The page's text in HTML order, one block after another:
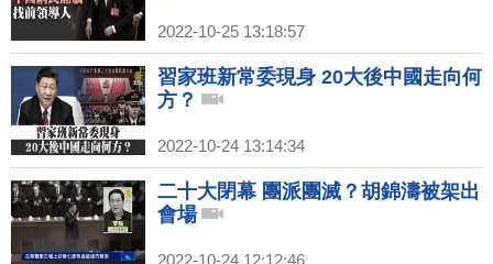
2022-10-25 13:18:57
習家班新常委現身 20大後中國走向何
方？
2022-10-24 13:14:34
二十大閉幕 團派團滅？胡錦濤被架出
會場